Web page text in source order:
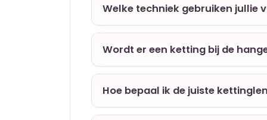
Welke techniek gebruiken jullie
Wordt er een ketting bij de
Hoe bepaal ik de juiste